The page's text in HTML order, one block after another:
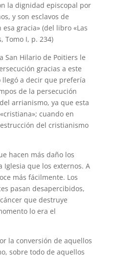
la dignidad episcopal por
y son esclavos de
gracia» (del libro «Las
Tomo I, p. 234)
San Hilario de Poitiers le
gracias a este
llegó a decir que prefería
de la persecución
arrianismo, ya que esta
cuando en
del cristianismo
hacen más daño los
que los externos. A
más fácilmente. Los
pasan desapercibidos,
que destruye
lo era el
la conversión de aquellos
sobre todo de aquellos